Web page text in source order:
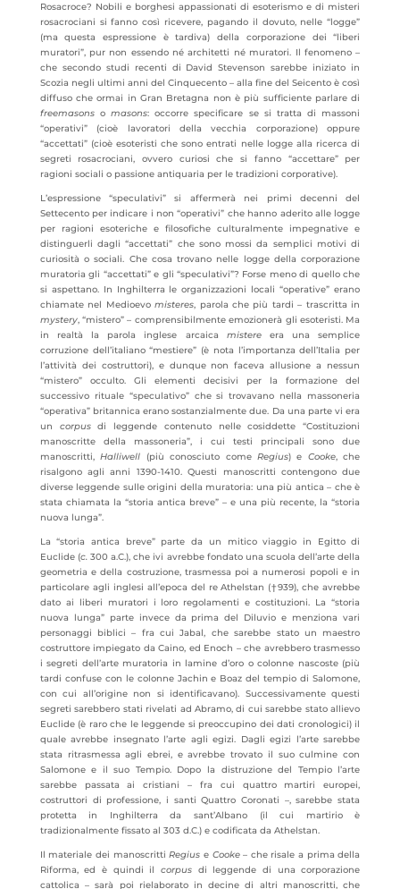
Rosacroce? Nobili e borghesi appassionati di esoterismo e di misteri
rosacrociani si fanno così ricevere, pagando il dovuto, nelle “logge”
(ma questa espressione è tardiva) della corporazione dei “liberi
muratori”, pur non essendo né architetti né muratori. Il fenomeno –
che secondo studi recenti di David Stevenson sarebbe iniziato in
Scozia negli ultimi anni del Cinquecento – alla fine del Seicento è così
diffuso che ormai in Gran Bretagna non è più sufficiente parlare di
freemasonsomasons: occorre specificare se si tratta di massoni
“operativi” (cioè lavoratori della vecchia corporazione) oppure
“accettati” (cioè esoteristi che sono entrati nelle logge alla ricerca di
segreti rosacrociani, ovvero curiosi che si fanno “accettare” per
ragioni sociali o passione antiquaria per le tradizioni corporative).
L’espressione “speculativi” si affermerà nei primi decenni del
Settecento per indicare i non “operativi” che hanno aderito alle logge
per ragioni esoteriche e filosofiche culturalmente impegnative e
distinguerli dagli “accettati” che sono mossi da semplici motivi di
curiosità o sociali. Che cosa trovano nelle logge della corporazione
muratoria gli “accettati” e gli “speculativi”? Forse meno di quello che
si aspettano. In Inghilterra le organizzazioni locali “operative” erano
chiamate nel Medioevomisteres, parola che più tardi – trascritta in
mystery, “mistero” – comprensibilmente emozionerà gli esoteristi. Ma
in realtà la parola inglese arcaica mistereera una semplice
corruzione dell’italiano “mestiere” (è nota l’importanza dell’Italia per
l’attività dei costruttori), e dunque non faceva allusione a nessun
“mistero” occulto. Gli elementi decisivi per la formazione del
successivo rituale “speculativo” che si trovavano nella massoneria
“operativa” britannica erano sostanzialmente due. Da una parte vi era
un corpusdi leggende contenuto nelle cosiddette “Costituzioni
manoscritte della massoneria”, i cui testi principali sono due
manoscritti,Halliwell (più conosciuto come Regius) e Cooke, che
risalgono agli anni 1390-1410. Questi manoscritti contengono due
diverse leggende sulle origini della muratoria: una più antica – che è
stata chiamata la “storia antica breve” – e una più recente, la “storia
nuova lunga”.
La “storia antica breve” parte da un mitico viaggio in Egitto di
Euclide (c.300 a.C.), che ivi avrebbe fondato una scuola dell’arte della
geometria e della costruzione, trasmessa poi a numerosi popoli e in
particolare agli inglesi all’epoca del re Athelstan (†939), che avrebbe
dato ai liberi muratori i loro regolamenti e costituzioni. La “storia
nuova lunga” parte invece da prima del Diluvio e menziona vari
personaggi biblici – fra cui Jabal, che sarebbe stato un maestro
costruttore impiegato da Caino, ed Enoch – che avrebbero trasmesso
i segreti dell’arte muratoria in lamine d’oro o colonne nascoste (più
tardi confuse con le colonne Jachin e Boaz del tempio di Salomone,
con cui all’origine non si identificavano). Successivamente questi
segreti sarebbero stati rivelati ad Abramo, di cui sarebbe stato allievo
Euclide (è raro che le leggende si preoccupino dei dati cronologici) il
quale avrebbe insegnato l’arte agli egizi. Dagli egizi l’arte sarebbe
stata ritrasmessa agli ebrei, e avrebbe trovato il suo culmine con
Salomone e il suo Tempio. Dopo la distruzione del Tempio l’arte
sarebbe passata ai cristiani – fra cui quattro martiri europei,
costruttori di professione, i santi Quattro Coronati –, sarebbe stata
protetta in Inghilterra da sant’Albano (il cui martirio è
tradizionalmente fissato al 303 d.C.) e codificata da Athelstan.
Il materiale dei manoscrittiRegius e Cooke– che risale a prima della
Riforma, ed è quindi il corpus di leggende di una corporazione
cattolica – sarà poi rielaborato in decine di altri manoscritti, che